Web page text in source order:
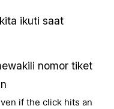
ikuti saat
nomor tiket
if the click hits an